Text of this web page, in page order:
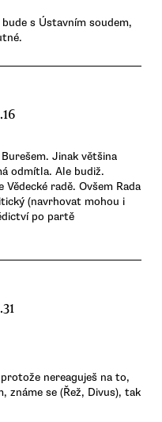
s Ústavním soudem,
Jinak většina
odmítla. Ale budiž.
radě. Ovšem Rada
(navrhovat mohou i
po partě
nereaguješ na to,
známe se (Řež, Divus), tak